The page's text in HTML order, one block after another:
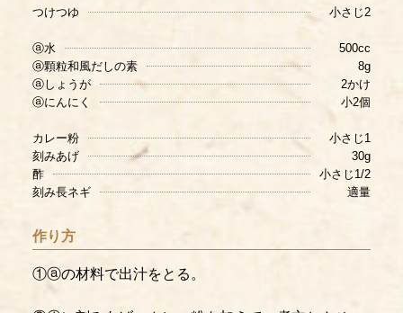
つけつゆ
ⓐ水
ⓐ顆粒和風だしの素
ⓐしょうが
ⓐにんにく
カレー粉
刻みあげ
酢
刻み長ネギ
小さじ2
500cc
8g
2かけ
小2個
小さじ1
30g
小さじ1/2
適量
作り方
①ⓐの材料で出汁をとる。